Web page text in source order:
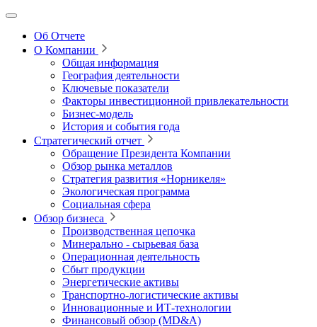
Об Отчете
О Компании
Общая информация
География деятельности
Ключевые показатели
Факторы инвестиционной привлекательности
Бизнес-модель
История и события года
Стратегический отчет
Обращение Президента Компании
Обзор рынка металлов
Стратегия развития «Норникеля»
Экологическая программа
Социальная сфера
Обзор бизнеса
Производственная цепочка
Минерально ‑ сырьевая база
Операционная деятельность
Сбыт продукции
Энергетические активы
Транспортно-логистические активы
Инновационные и ИТ‑технологии
Финансовый обзор (MD&A)